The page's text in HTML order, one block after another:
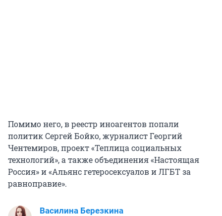
Помимо него, в реестр иноагентов попали
политик Сергей Бойко, журналист Георгий
Чентемиров, проект «Теплица социальных
технологий», а также объединения «Настоящая
Россия» и «Альянс гетеросексуалов и ЛГБТ за
равноправие».
Василина Березкина